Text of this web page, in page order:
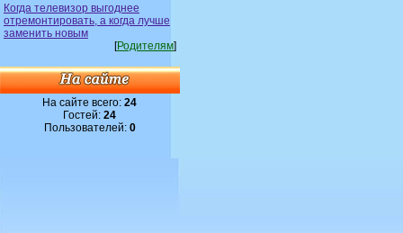
Когда телевизор выгоднее
отремонтировать, а когда лучше
заменить новым
[Родителям]
На сайте всего:24
Гостей:24
Пользователей: 0